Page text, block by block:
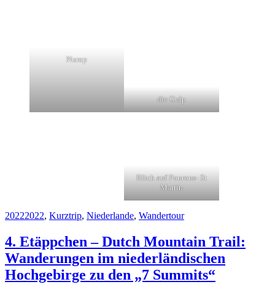
Nurop
die Gulp
Blick auf Fourons- St
Martin
Kategorien
2022Schlagwörter
2022, Kurztrip, Niederlande, Wandertour
4. Etäppchen – Dutch Mountain Trail:
Wanderungen im niederländischen
Hochgebirge zu den „7 Summits“